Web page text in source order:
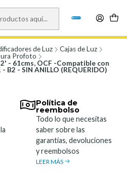
5478, Ñuñoa. Lunes a Viernes 9.30 a
de 10:00 a 17:00
de Luz
Cajas de Luz
Profoto
- 61cms, OCF -Compatible con
B2 - SIN ANILLO (REQUERIDO)
Política de
reembolso
Todo lo que necesitas
saber sobre las
garantías, devoluciones
y reembolsos
LEER MÁS